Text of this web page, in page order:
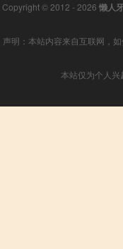
Copyright © 2012 - 2026 懒人
声明：本站内容来自互联网，
本站仅为个人